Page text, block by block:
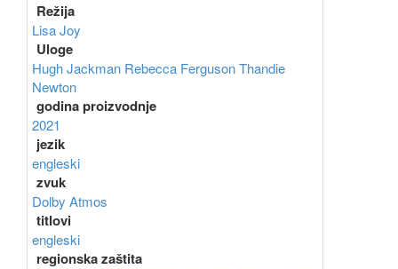
Režija
Lisa Joy
Uloge
Hugh Jackman Rebecca FergusonThandie
Newton
godina proizvodnje
2021
jezik
engleski
zvuk
Dolby Atmos
titlovi
engleski
regionska zaštita